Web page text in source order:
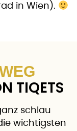
in Wien).
TIQETS
schlau
wichtigsten